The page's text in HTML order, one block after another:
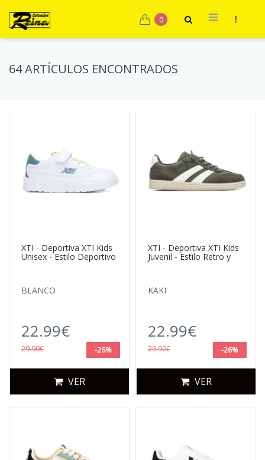
0
64 ARTÍCULOS ENCONTRADOS
XTI - Deportiva XTI Kids
Unisex - Estilo Deportivo
BLANCO
22.99€
29.90€ -26%
VER
XTI - Deportiva XTI Kids
Juvenil - Estilo Retro y
KAKI
22.99€
29.90€ -26%
VER